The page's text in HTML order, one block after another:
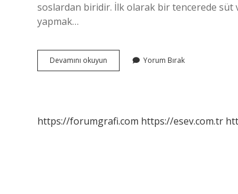
soslardan biridir. İlk olarak bir tencerede süt
yapmak…
Devamını okuyun
Keke
Yorum Bırak
https://forumgrafi.com https://esev.com.tr